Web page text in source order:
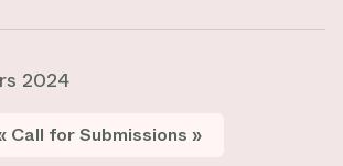
2024
Call for Submissions »